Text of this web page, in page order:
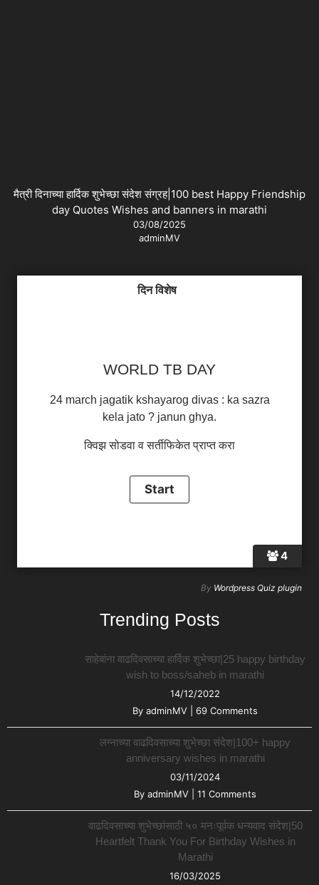
मैत्री दिनाच्या हार्दिक शुभेच्छा संदेश संग्रह|100 best Happy Friendship
day Quotes Wishes and banners in marathi
03/08/2025
adminMV
4
दिन विशेष
WORLD TB DAY
24 march jagatik kshayarog divas : ka sazra
kela jato ? janun ghya.
क्विझ सोडवा व सर्तीफिकेत प्राप्त करा
By Wordpress Quiz plugin
Trending Posts
साहेबांना वाढदिवसाच्या हार्दिक शुभेच्छा|25 happy birthday
wish to boss/saheb in marathi
14/12/2022
By adminMV 69 Comments
लग्नाच्या वाढदिवसाच्या शुभेच्छा संदेश|100+ happy
anniversary wishes in marathi
03/11/2024
By adminMV 11 Comments
वाढदिवसाच्या शुभेच्छांसाठी ५० मनःपूर्वक धन्यवाद संदेश|50
Heartfelt Thank You For Birthday Wishes in
Marathi
16/03/2025